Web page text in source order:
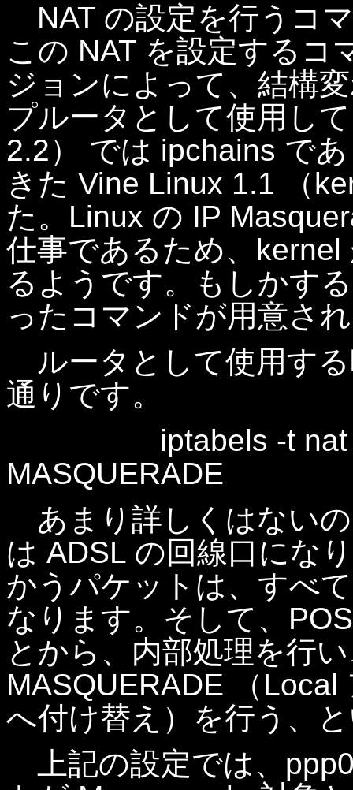
NAT の設定を行うコ
この NAT を設定するコ
ジョンによって、結構
プルータとして使用し
2.2） では ipchains で
きた Vine Linux 1.1 （
た。Linux の IP
仕事であるため、
るようです。もしかす
ったコマンドが用意さ
ルータとして使用す
通りです。
iptabels -t nat -A
MASQUERADE
あまり詳しくはない
は ADSL の回線口にな
かうパケットは、すべ
なります。そして、
とから、内部処理を行
MASQUERADE （
へ付け替え）を行う、
上記の設定では、